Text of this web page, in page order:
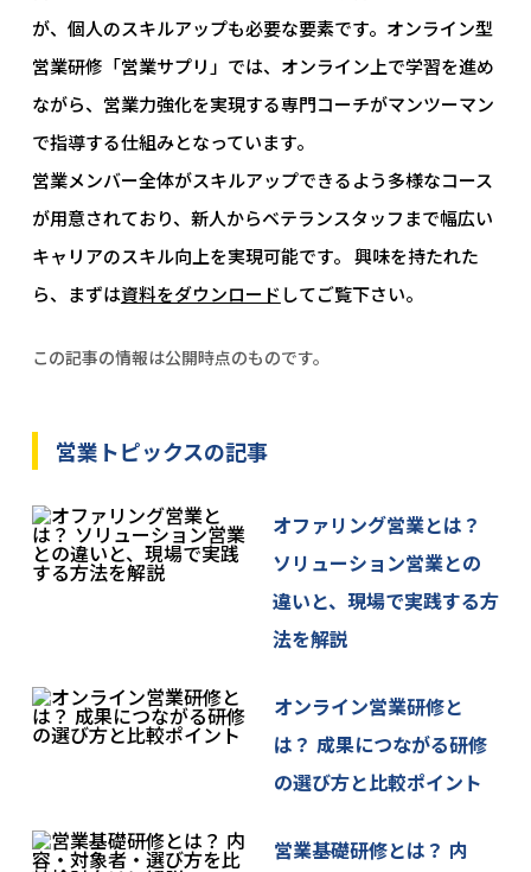
が、個人のスキルアップも必要な要素です。オンライン型
営業研修「営業サプリ」では、オンライン上で学習を進め
ながら、営業力強化を実現する専門コーチがマンツーマン
で指導する仕組みとなっています。
営業メンバー全体がスキルアップできるよう多様なコース
が用意されており、新人からベテランスタッフまで幅広い
キャリアのスキル向上を実現可能です。 興味を持たれた
ら、まずは資料をダウンロード してご覧下さい。
この記事の情報は公開時点のものです。
営業トピックスの記事
オファリング営業とは？
ソリューション営業との
違いと、現場で実践する方
法を解説
オンライン営業研修と
は？ 成果につながる研修
の選び方と比較ポイント
営業基礎研修とは？ 内